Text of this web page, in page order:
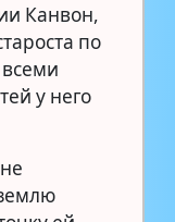
Канвон,
по
у него